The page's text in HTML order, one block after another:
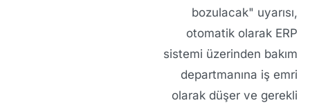
bozulacak" uyarısı,
otomatik olarak ERP
sistemi üzerinden bakım
departmanına iş emri
olarak düşer ve gerekli